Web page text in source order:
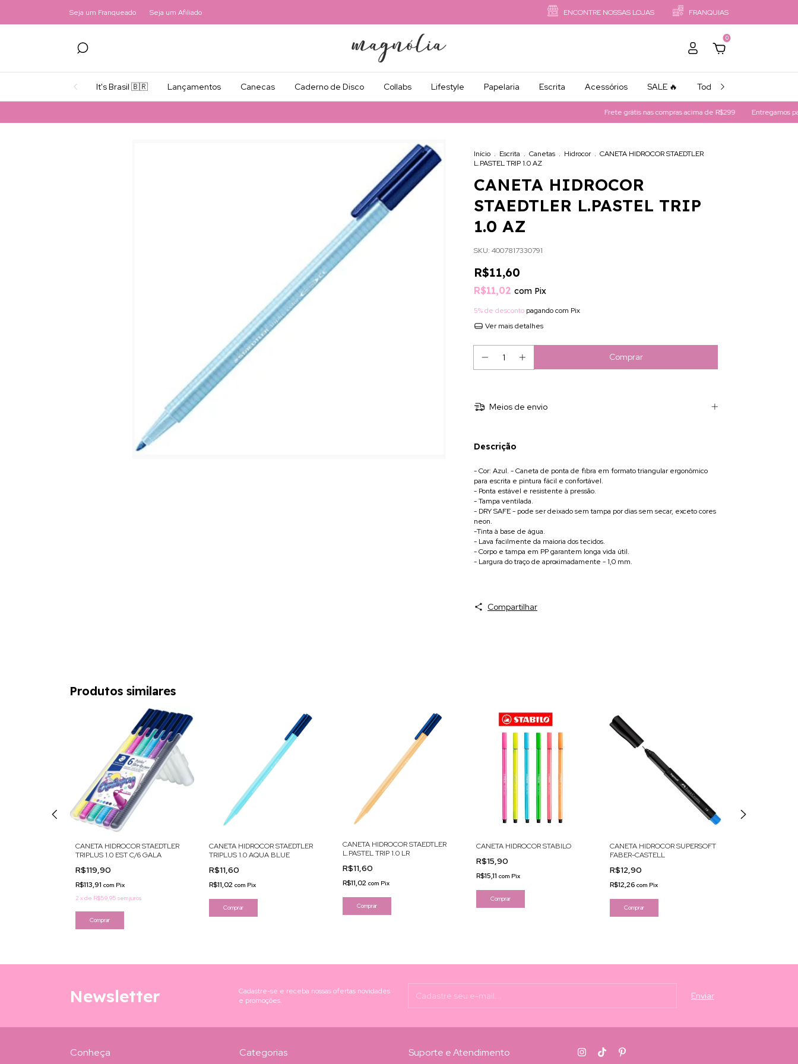
Seja um Franqueado Seja um Afiliado ENCONTRE NOSSAS LOJAS FRANQUIAS
0
It's Brasil 🇧🇷 Lançamentos Canecas Caderno de Disco Collabs Lifestyle Papelaria Escrita Acessórios SALE 🔥 Todos os Produtos
Frete grátis nas compras acima de R$299 Entregamos para
Início . Escrita . Canetas . Hidrocor . CANETA HIDROCOR STAEDTLER
L.PASTEL TRIP 1.0 AZ
CANETA HIDROCOR
STAEDTLER L.PASTEL TRIP
1.0 AZ
SKU: 4007817330791
R$11,60
R$11,02 com Pix
5% de desconto pagando com Pix
Ver mais detalhes
Meios de envio
Descrição
- Cor: Azul. - Caneta de ponta de fibra em formato triangular ergonômico
para escrita e pintura fácil e confortável.
- Ponta estável e resistente à pressão.
- Tampa ventilada.
- DRY SAFE - pode ser deixado sem tampa por dias sem secar, exceto cores
neon.
-Tinta à base de água.
- Lava facilmente da maioria dos tecidos.
- Corpo e tampa em PP garantem longa vida útil.
- Largura do traço de aproximadamente - 1,0 mm.
Compartilhar
Produtos similares
CANETA HIDROCOR STAEDTLER
TRIPLUS 1.0 EST C/6 GALA
R$119,90
R$113,91 com Pix
2 xde R$59,95 sem juros
CANETA HIDROCOR STAEDTLER
TRIPLUS 1.0 AQUA BLUE
R$11,60
R$11,02 com Pix
CANETA HIDROCOR STAEDTLER
L.PASTEL TRIP 1.0 LR
R$11,60
R$11,02 com Pix
CANETA HIDROCOR STABILO
R$15,90
R$15,11 com Pix
Comprar
CANETA HIDROCOR SUPERSOFT
FABER-CASTELL
R$12,90
R$12,26 com Pix
Comprar
Newsletter
Cadastre-se e receba nossas ofertas novidades
e promoções.
Conheça Categorias Suporte e Atendimento